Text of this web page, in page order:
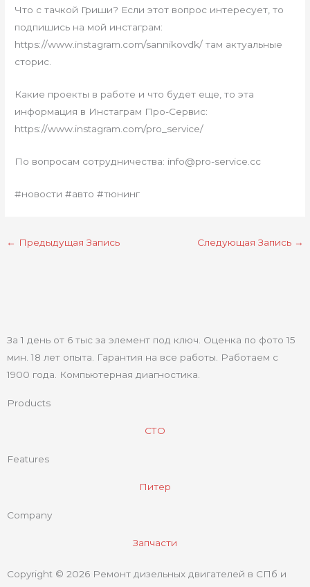
Что с тачкой Гриши? Если этот вопрос интересует, то
подпишись на мой инстаграм:
https://www.instagram.com/sannikovdk/ там актуальные
сторис.
Какие проекты в работе и что будет еще, то эта
информация в Инстаграм Про-Сервис:
https://www.instagram.com/pro_service/
По вопросам сотрудничества: info@pro-service.cc
#новости #авто #тюнинг
← Предыдущая Запись Следующая Запись →
За 1 день от 6 тыс за элемент под ключ. Оценка по фото 15
мин. 18 лет опыта. Гарантия на все работы. Работаем с
1900 года. Компьютерная диагностика.
Products
СТО
Features
Питер
Company
Запчасти
Copyright © 2026 Ремонт дизельных двигателей в СПб и